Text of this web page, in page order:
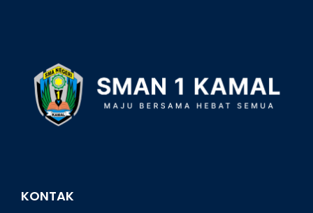
KONTAK